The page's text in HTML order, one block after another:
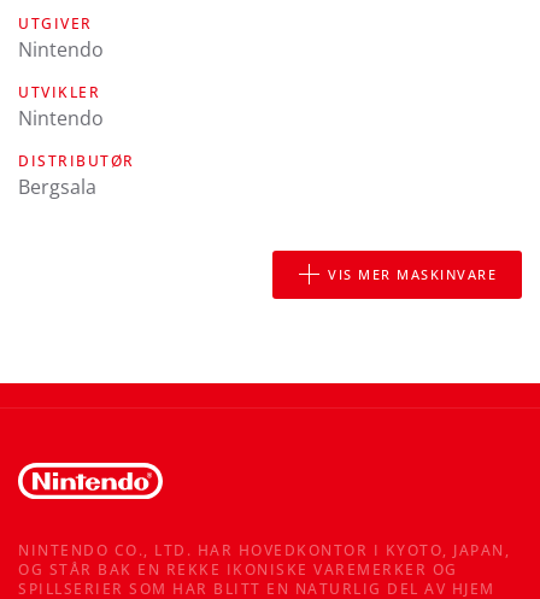
UTGIVER
Nintendo
UTVIKLER
Nintendo
DISTRIBUTØR
Bergsala
VIS MER MASKINVARE
NINTENDO CO., LTD. HAR HOVEDKONTOR I KYOTO, JAPAN,
OG STÅR BAK EN REKKE IKONISKE VAREMERKER OG
SPILLSERIER SOM HAR BLITT EN NATURLIG DEL AV HJEM